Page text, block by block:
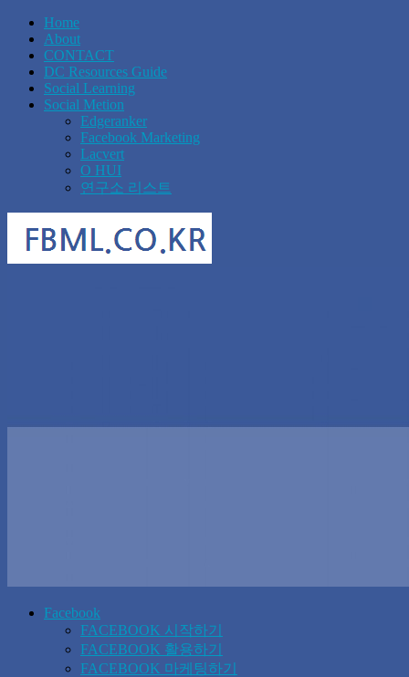
Home
About
CONTACT
DC Resources Guide
Social Learning
Social Metion
Edgeranker
Facebook Marketing
Lacvert
O HUI
연구소 리스트
Facebook
FACEBOOK 시작하기
FACEBOOK 활용하기
FACEBOOK 마케팅하기